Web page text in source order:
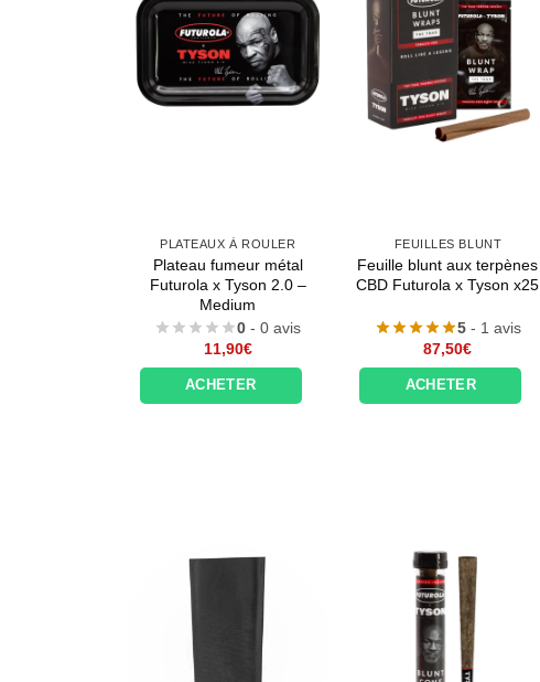
PLATEAUX À ROULER
Plateau fumeur métal
Futurola x Tyson 2.0 –
Medium
0 - 0 avis
11,90€
ACHETER
FEUILLES BLUNT
Feuille blunt aux terpènes
CBD Futurola x Tyson x25
5- 1 avis
87,50€
ACHETER